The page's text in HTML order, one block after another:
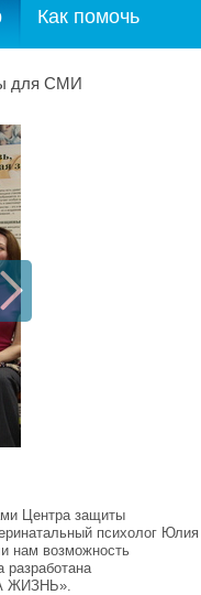
Как помочь
для СМИ
Центра защиты
психолог Юлия
нам возможность
ЖИЗНЬ».